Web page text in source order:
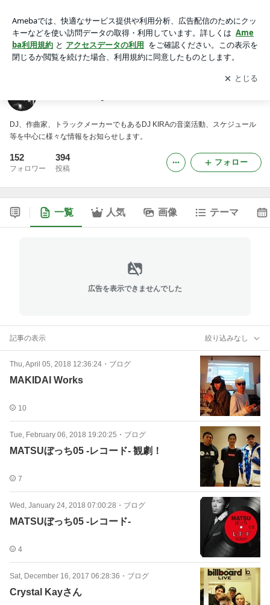
アプリをダウンロードして ブログの更新通知
を受け取りまし
ょう。
開く
DJ、作曲家、トラックメーカーでもあるDJ KIRAの音楽活動、スケジュール
等を中心に様々な情報をお知らせします。
152
フォロワー
394
投稿
フォロー
一覧 人気 画像 テーマ
広告を表示できませんでした
記事の表示 絞り込みなし
Thu, April 05, 2018 12:36:24 ・ ブログ
MAKIDAI Works
10
Tue, February 06, 2018 19:20:25 ・ ブログ
MATSUぼっち05 -レコード- 観劇！
7
Wed, January 24, 2018 07:00:28 ・ ブログ
MATSUぼっち05 -レコード-
4
Sat, December 16, 2017 06:28:36 ・ ブログ
Crystal Kayさん